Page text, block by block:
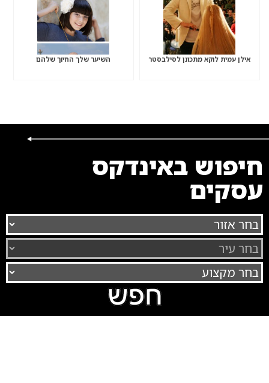
אילן עמית לוקא מתכונן לסילבסטר השיער שלך החיוך שלהם
חיפוש באינדקס
עסקים